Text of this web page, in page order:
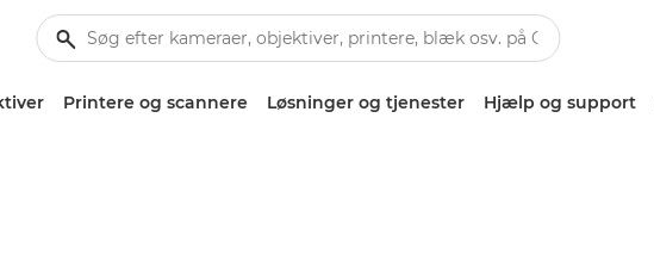
Printere og scannere Løsninger og tjenester Hjælp og support